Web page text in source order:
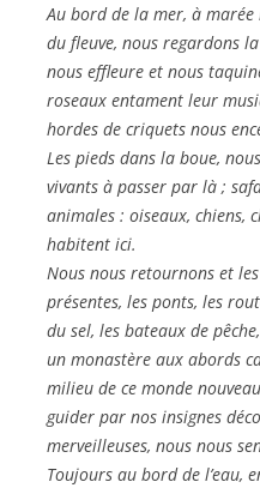
Au bord de la mer, à
du fleuve, nous regardons la
nous effleure et nous
roseaux entament leur
hordes de criquets nous
Les pieds dans la boue,
vivants à passer par là ;
animales : oiseaux, chiens,
habitent ici.
Nous nous retournons et
présentes, les ponts, les
du sel, les bateaux de
un monastère aux abords
milieu de ce monde
guider par nos insignes
merveilleuses, nous nous
Toujours au bord de l’eau,